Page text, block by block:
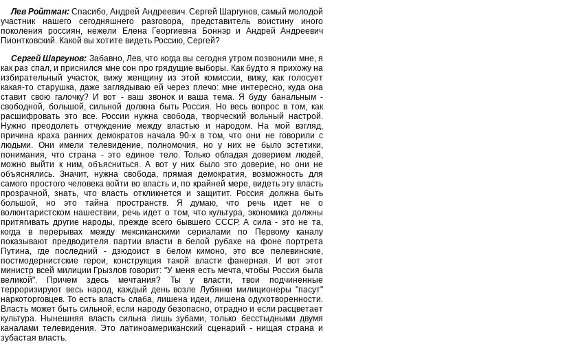
Лев Ройтман: Спасибо, Андрей Андреевич. Сергей Шаргунов, самый молодой
участник нашего сегодняшнего разговора, представитель воистину иного
поколения россиян, нежели Елена Георгиевна Боннэр и Андрей Андреевич
Пионтковский. Какой вы хотите видеть Россию, Сергей?
Сергей Шаргунов: Забавно, Лев, что когда вы сегодня утром позвонили мне, я
как раз спал, и приснился мне сон про грядущие выборы. Как будто я прихожу на
избирательный участок, вижу женщину из этой комиссии, вижу, как голосует
какая-то старушка, даже заглядываю ей через плечо: мне интересно, куда она
ставит свою галочку? И вот - ваш звонок и ваша тема. Я буду банальным -
свободной, большой, сильной должна быть Россия. Но весь вопрос в том, как
расшифровать это все. России нужна свобода, творческий вольный настрой.
Нужно преодолеть отчуждение между властью и народом. На мой взгляд,
причина краха ранних демократов начала 90-х в том, что они не говорили с
людьми. Они имели телевидение, полномочия, но у них не было эстетики,
понимания, что страна - это единое тело. Только обладая доверием людей,
можно выйти к ним, объясниться. А вот у них было это доверие, но они не
объяснялись. Значит, нужна свобода, прямая демократия, возможность для
самого простого человека войти во власть и, по крайней мере, видеть эту власть
прозрачной, знать, что власть откликнется и защитит. Россия должна быть
большой, но это тайна пространств. Я думаю, что речь идет не о
волюнтаристском нашествии, речь идет о том, что культура, экономика должны
притягивать другие народы, прежде всего бывшего СССР. А сила - это не та,
когда в перерывах между мексиканскими сериалами по Первому каналу
показывают предводителя партии власти в белой рубахе на фоне портрета
Путина, где последний - дзюдоист в белом кимоно, это все пелевинские,
постмодернистские герои, конструкция такой власти фанерная. И вот этот
министр всей милиции Грызлов говорит: "У меня есть мечта, чтобы Россия была
великой". Причем здесь мечтания? Ты у власти, твои подчиненные
терроризируют весь народ, каждый день возле Лубянки милиционеры "пасут"
наркоторговцев. То есть власть слаба, лишена идеи, лишена одухотворенности.
Власть может быть сильной, если народу безопасно, отрадно и если расцветает
культура. Нынешняя власть сильна лишь зубами, только бесстыдными двумя
каналами телевидения. Это латиноамериканский сценарий - нищая страна и
зубастая власть.